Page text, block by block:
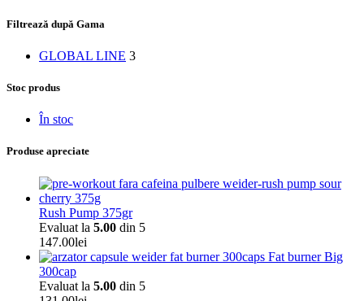
Filtrează după Gama
GLOBAL LINE 3
Stoc produs
În stoc
Produse apreciate
Rush Pump 375gr
Evaluat la 5.00 din 5
147.00lei
Fat burner Big
300cap
Evaluat la 5.00 din 5